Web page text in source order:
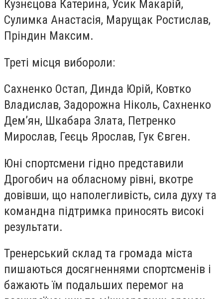
Кузнєцова Катерина, Усик Макарій,
Сулимка Анастасія, Марущак Ростислав,
Пріндин Максим.
Треті місця вибороли:
Сахненко Остап, Динда Юрій, Ковтко
Владислав, Задорожна Ніколь, Сахненко
Дем’ян, Шкабара Злата, Петренко
Мирослав, Геєць Ярослав, Гук Євген.
Юні спортсмени гідно представили
Дрогобич на обласному рівні, вкотре
довівши, що наполегливість, сила духу та
командна підтримка приносять високі
результати.
Тренерський склад та громада міста
пишаються досягненнями спортсменів і
бажають їм подальших перемог на